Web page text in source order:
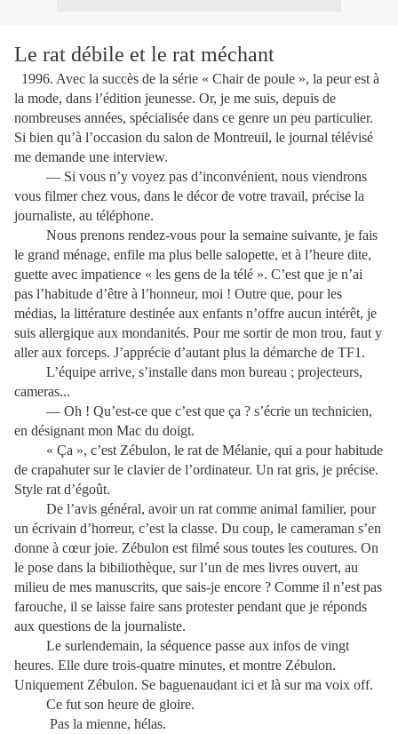
Le rat débile et le rat méchant
1996. Avec la succès de la série « Chair de poule », la peur est à
la mode, dans l’édition jeunesse. Or, je me suis, depuis de
nombreuses années, spécialisée dans ce genre un peu particulier.
Si bien qu’à l’occasion du salon de Montreuil, le journal télévisé
me demande une interview.
— Si vous n’y voyez pas d’inconvénient, nous viendrons
vous filmer chez vous, dans le décor de votre travail, précise la
journaliste, au téléphone.
Nous prenons rendez-vous pour la semaine suivante, je fais
le grand ménage, enfile ma plus belle salopette, et à l’heure dite,
guette avec impatience « les gens de la télé ». C’est que je n’ai
pas l’habitude d’être à l’honneur, moi ! Outre que, pour les
médias, la littérature destinée aux enfants n’offre aucun intérêt, je
suis allergique aux mondanités. Pour me sortir de mon trou, faut y
aller aux forceps. J’apprécie d’autant plus la démarche de TF1.
L’équipe arrive, s’installe dans mon bureau ; projecteurs,
cameras...
— Oh ! Qu’est-ce que c’est que ça ? s’écrie un technicien,
en désignant mon Mac du doigt.
« Ça », c’est Zébulon, le rat de Mélanie, qui a pour habitude
de crapahuter sur le clavier de l’ordinateur. Un rat gris, je précise.
Style rat d’égoût.
De l’avis général, avoir un rat comme animal familier, pour
un écrivain d’horreur, c’est la classe. Du coup, le cameraman s’en
donne à cœur joie. Zébulon est filmé sous toutes les coutures. On
le pose dans la bibiliothèque, sur l’un de mes livres ouvert, au
milieu de mes manuscrits, que sais-je encore ? Comme il n’est pas
farouche, il se laisse faire sans protester pendant que je réponds
aux questions de la journaliste.
Le surlendemain, la séquence passe aux infos de vingt
heures. Elle dure trois-quatre minutes, et montre Zébulon.
Uniquement Zébulon. Se baguenaudant ici et là sur ma voix off.
Ce fut son heure de gloire.
Pas la mienne, hélas.